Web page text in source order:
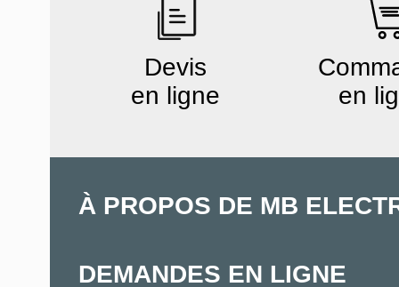
Devis
en ligne
en
À PROPOS DE MB
DEMANDES EN LIGNE